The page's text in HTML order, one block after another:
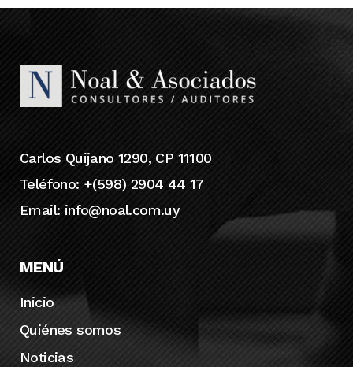
Carlos Quijano 1290, CP 11100
Teléfono: +(598) 2904 44 17
Email: info@noal.com.uy
MENÚ
Inicio
Quiénes somos
Noticias